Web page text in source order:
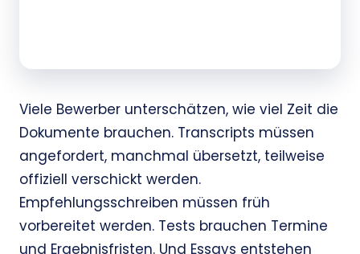
Viele Bewerber unterschätzen, wie viel Zeit die
Dokumente brauchen. Transcripts müssen
angefordert, manchmal übersetzt, teilweise
offiziell verschickt werden.
Empfehlungsschreiben müssen früh
vorbereitet werden. Tests brauchen Termine
und Ergebnisfristen. Und Essays entstehen